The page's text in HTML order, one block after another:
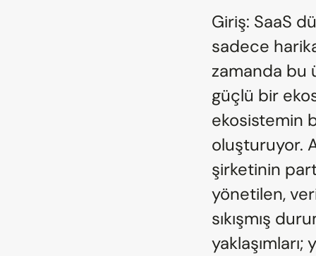
Giriş: SaaS
sadece
zamanda bu
güçlü bir
ekosistemin
oluşturuyor.
şirketinin
yönetilen,
sıkışmış